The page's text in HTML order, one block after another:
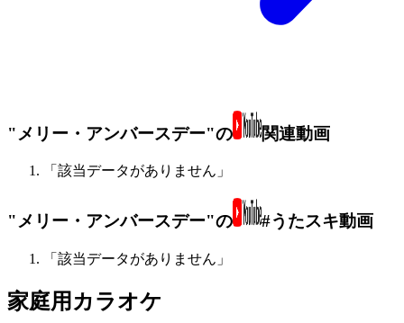
"メリー・アンバースデー"の 関連動画
「該当データがありません」
"メリー・アンバースデー"の #うたスキ動画
「該当データがありません」
家庭用カラオケ